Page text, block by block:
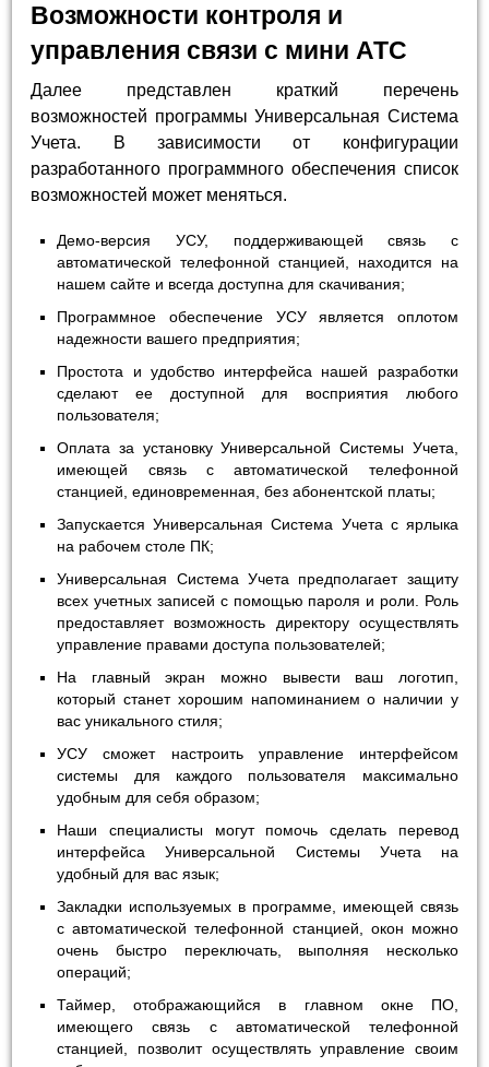
Возможности контроля и
управления связи с мини АТС
Далее представлен краткий перечень
возможностей программы Универсальная Система
Учета. В зависимости от конфигурации
разработанного программного обеспечения список
возможностей может меняться.
Демо-версия УСУ, поддерживающей связь с
автоматической телефонной станцией, находится на
нашем сайте и всегда доступна для скачивания;
Программное обеспечение УСУ является оплотом
надежности вашего предприятия;
Простота и удобство интерфейса нашей разработки
сделают ее доступной для восприятия любого
пользователя;
Оплата за установку Универсальной Системы Учета,
имеющей связь с автоматической телефонной
станцией, единовременная, без абонентской платы;
Запускается Универсальная Система Учета с ярлыка
на рабочем столе ПК;
Универсальная Система Учета предполагает защиту
всех учетных записей с помощью пароля и роли. Роль
предоставляет возможность директору осуществлять
управление правами доступа пользователей;
На главный экран можно вывести ваш логотип,
который станет хорошим напоминанием о наличии у
вас уникального стиля;
УСУ сможет настроить управление интерфейсом
системы для каждого пользователя максимально
удобным для себя образом;
Наши специалисты могут помочь сделать перевод
интерфейса Универсальной Системы Учета на
удобный для вас язык;
Закладки используемых в программе, имеющей связь
с автоматической телефонной станцией, окон можно
очень быстро переключать, выполняя несколько
операций;
Таймер, отображающийся в главном окне ПО,
имеющего связь с автоматической телефонной
станцией, позволит осуществлять управление своим